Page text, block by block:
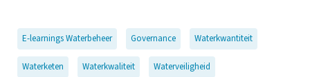
E-learnings Waterbeheer Governance Waterkwantiteit
Waterketen Waterkwaliteit Waterveiligheid